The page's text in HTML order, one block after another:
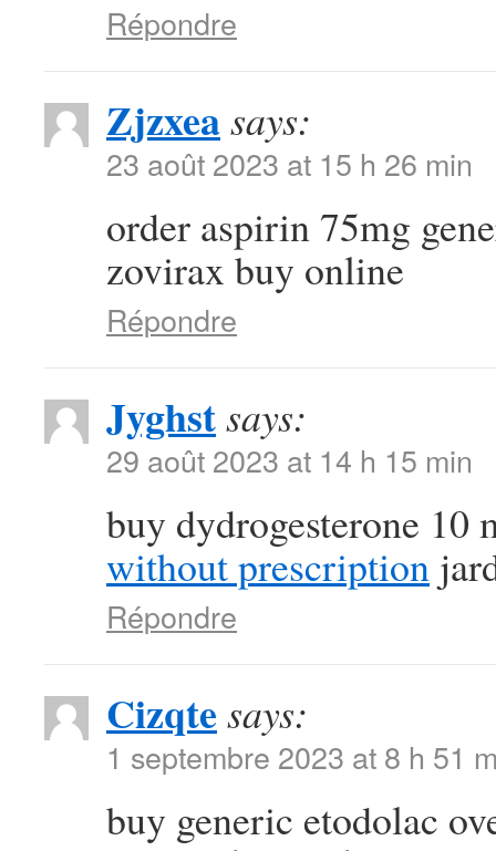
Répondre
Zjzxeasays:
23 août 2023 at 15 h 26 min
order aspirin 75mg
zovirax buy online
Répondre
Jyghstsays:
29 août 2023 at 14 h 15 min
buy dydrogesterone 10
without prescription
Répondre
Cizqte says:
1 septembre 2023 at 8 h 51
buy generic etodolac